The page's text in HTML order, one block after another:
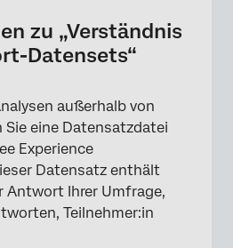
zu „Verständnis
Datensets“
außerhalb von
eine Datensatzdatei
Experience
Datensatz enthält
Antwort Ihrer Umfrage,
Teilnehmer:in